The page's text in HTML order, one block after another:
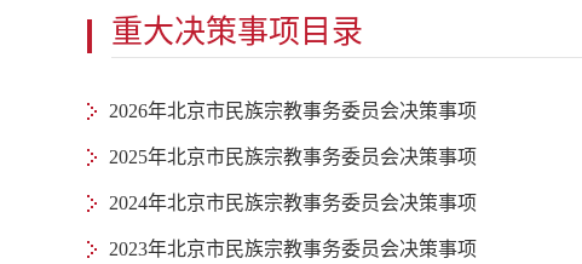
重大决策事项目录
2026年北京市民族宗教事务委员会决策事项
2025年北京市民族宗教事务委员会决策事项
2024年北京市民族宗教事务委员会决策事项
2023年北京市民族宗教事务委员会决策事项